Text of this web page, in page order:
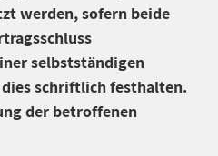
werden, sofern beide
selbstständigen
schriftlich festhalten.
der betroffenen